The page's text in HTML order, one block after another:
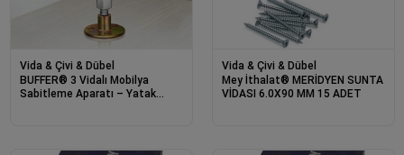
Vida & Çivi & Dübel
BUFFER® 3 Vidalı Mobilya
Sabitleme Aparatı – Yatak
Vida & Çivi & Dübel
Mey İthalat® MERİDYEN SUNTA
VİDASI 6.0X90 MM 15 ADET